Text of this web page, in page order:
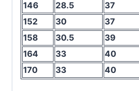
146
28.5 37
152
30 37
158
30.5 39
164
33 40
170
33 40